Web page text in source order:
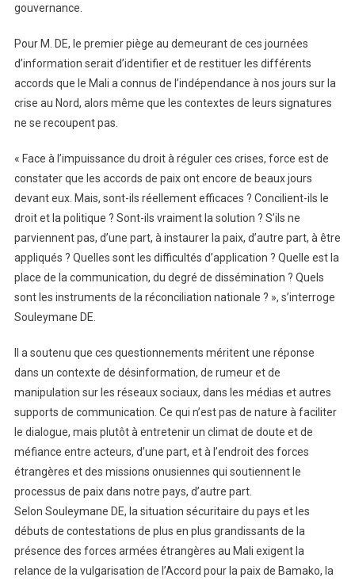
gouvernance.
Pour M. DE, le premier piège au demeurant de ces journées
d’information serait d’identifier et de restituer les différents
accords que le Mali a connus de l’indépendance à nos jours sur la
crise au Nord, alors même que les contextes de leurs signatures
ne se recoupent pas.
« Face à l’impuissance du droit à réguler ces crises, force est de
constater que les accords de paix ont encore de beaux jours
devant eux. Mais, sont-ils réellement efficaces ? Concilient-ils le
droit et la politique ? Sont-ils vraiment la solution ? S’ils ne
parviennent pas, d’une part, à instaurer la paix, d’autre part, à être
appliqués ? Quelles sont les difficultés d’application ? Quelle est la
place de la communication, du degré de dissémination ? Quels
sont les instruments de la réconciliation nationale ? », s’interroge
Souleymane DE.
Il a soutenu que ces questionnements méritent une réponse
dans un contexte de désinformation, de rumeur et de
manipulation sur les réseaux sociaux, dans les médias et autres
supports de communication. Ce qui n’est pas de nature à faciliter
le dialogue, mais plutôt à entretenir un climat de doute et de
méfiance entre acteurs, d’une part, et à l’endroit des forces
étrangères et des missions onusiennes qui soutiennent le
processus de paix dans notre pays, d’autre part.
Selon Souleymane DE, la situation sécuritaire du pays et les
débuts de contestations de plus en plus grandissants de la
présence des forces armées étrangères au Mali exigent la
relance de la vulgarisation de l’Accord pour la paix de Bamako, la